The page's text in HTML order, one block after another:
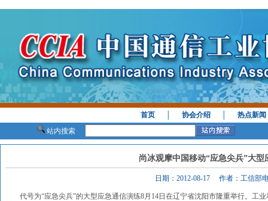
首页 │协会介绍 │热点新闻
站内搜索
尚冰观摩中国移动“应急尖兵”大型
日期：2012-08-17 作者：工信部
代号为“应急尖兵”的大型应急通信演练8月14日在辽宁省沈阳市隆重举行。工